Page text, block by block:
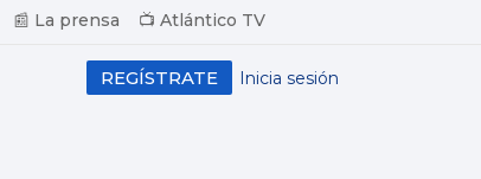
📰 La prensa 📺 Atlántico TV
Inicia sesión
REGÍSTRATE